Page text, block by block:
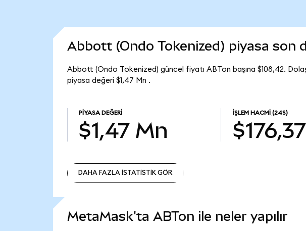
Abbott (Ondo Tokenized) piyasa son
Abbott (Ondo Tokenized) güncel fiyatı ABTon başına $108,42.
piyasa değeri $1,47 Mn .
PIYASA DEĞERI
$1,47 Mn
İŞLEM HACMI (24S)
DAHA FAZLA İSTATİSTİK GÖR
MetaMask'ta ABTon ile neler yapılır